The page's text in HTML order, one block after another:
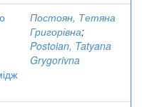
Постоян, Тетяна
Григорівна;
Postoian, Tatyana
Grygorivna